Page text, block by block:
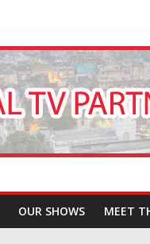
OUR SHOWS MEET